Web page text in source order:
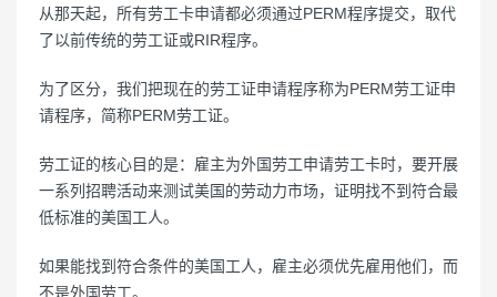
从那天起，所有劳工卡申请都必须通过PERM程序提交，取代
了以前传统的劳工证或RIR程序。
为了区分，我们把现在的劳工证申请程序称为PERM劳工证申
请程序，简称PERM劳工证。
劳工证的核心目的是：雇主为外国劳工申请劳工卡时，要开展
一系列招聘活动来测试美国的劳动力市场，证明找不到符合最
低标准的美国工人。
如果能找到符合条件的美国工人，雇主必须优先雇用他们，而
不是外国劳工。